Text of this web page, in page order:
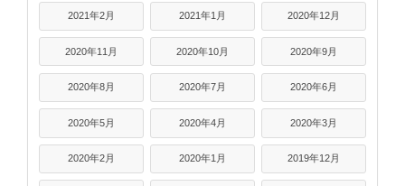
2021年2月 2021年1月 2020年12月
2020年11月 2020年10月 2020年9月
2020年8月 2020年7月 2020年6月
2020年5月 2020年4月 2020年3月
2020年2月 2020年1月 2019年12月